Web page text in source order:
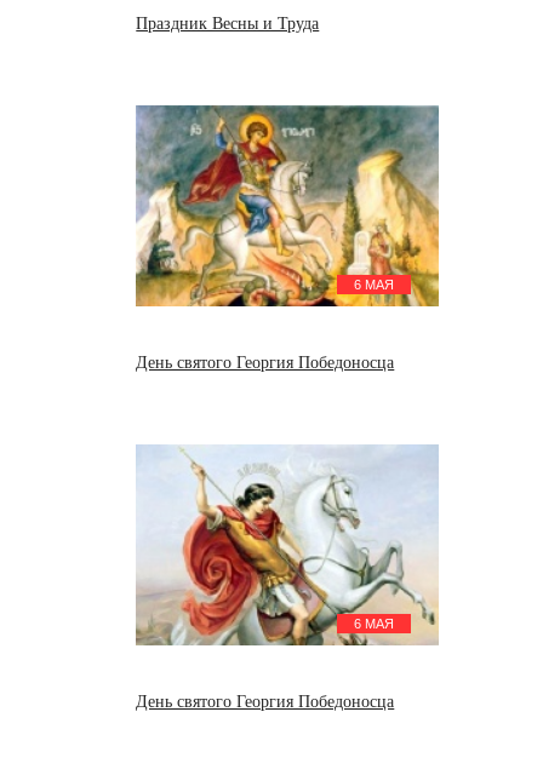
Праздник Весны и Труда
6 МАЯ
День святого Георгия Победоносца
6 МАЯ
День святого Георгия Победоносца